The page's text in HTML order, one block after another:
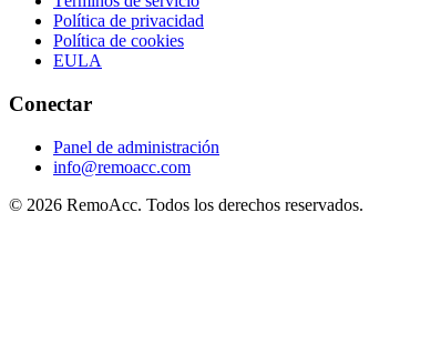
Política de privacidad
Política de cookies
EULA
Conectar
Panel de administración
info@remoacc.com
© 2026 RemoAcc. Todos los derechos reservados.